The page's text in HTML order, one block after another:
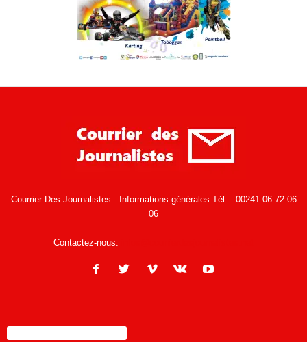
Courrier Des Journalistes : Informations générales Tél. : 00241 06 72 06
06
Contactez-nous: